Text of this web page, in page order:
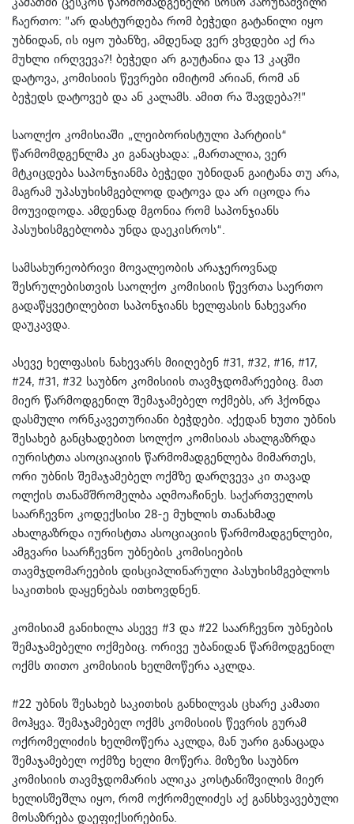
ჩაერთო: ”არ დასტურდება რომ ბეჭედი გატანილი იყო
უბნიდან, ის იყო უბანზე, ამდენად ვერ ვხვდები აქ რა
მუხლი ირღვევა?! ბეჭედი არ გაუტანია და 13 კაცში
დატოვა, კომისიის წევრები იმიტომ არიან, რომ ან
ბეჭედს დატოვებ და ან კალამს. ამით რა შავდება?!”
საოლქო კომისიაში „ლეიბორისტული პარტიის“
წარმომდგენლმა კი განაცხადა: „მართალია, ვერ
მტკიცდება საპონჯიანმა ბეჭედი უბნიდან გაიტანა თუ არა,
მაგრამ უპასუხისმგებლოდ დატოვა და არ იცოდა რა
მოუვიდოდა. ამდენად მგონია რომ საპონჯიანს
პასუხისმგებლობა უნდა დაეკისროს“.
სამსახურეობრივი მოვალეობის არაჯეროვნად
შესრულებისთვის საოლქო კომისიის წევრთა საერთო
გადაწყვეტილებით საპონჯიანს ხელფასის ნახევარი
დაუკავდა.
ასევე ხელფასის ნახევარს მიიღებენ #31, #32, #16, #17,
#24, #31, #32 საუბნო კომისიის თავმჯდომარეებიც. მათ
მიერ წარმოდგენილ შემაჯამებელ ოქმებს, არ ჰქონდა
დასმული ორნკავეთურიანი ბეჭდები. აქედან ხუთი უბნის
შესახებ განცხადებით სოლქო კომისიას ახალგაზრდა
იურისტთა ასოციაციის წარმომადგენლება მიმართეს,
ორი უბნის შემაჯამებელ ოქმზე დარღვევა კი თავად
ოლქის თანამშრომელბა აღმოაჩინეს. საქართველოს
საარჩევნო კოდექსისი 28-ე მუხლის თანახმად
ახალგაზრდა იურისტთა ასოციაციის წარმომადგენლები,
ამგვარი საარჩევნო უბნების კომისიების
თავმჯდომარეების დისციპლინარული პასუხისმგებლოს
საკითხის დაყენებას ითხოვდნენ.
კომისიამ განიხილა ასევე #3 და #22 საარჩევნო უბნების
შემაჯამებელი ოქმებიც. ორივე უბანიდან წარმოდგენილ
ოქმს თითო კომისიის ხელმოწერა აკლდა.
#22 უბნის შესახებ საკითხის განხილვას ცხარე კამათი
მოჰყვა. შემაჯამებელ ოქმს კომისიის წევრის გურამ
ოქრომელიძის ხელმოწერა აკლდა, მან უარი განაცადა
შემაჯამებელ ოქმზე ხელი მოწერა. მიზეზი საუბნო
კომისიის თავმჯდომარის ალიკა კოსტანიშვილის მიერ
ხელისშეშლა იყო, რომ ოქრომელიძეს აქ განსხვავებული
მოსაზრება დაეფიქსირებინა.